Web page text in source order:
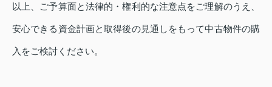
以上、ご予算面と法律的・権利的な注意点をご理解のうえ、
安心できる資金計画と取得後の見通しをもって中古物件の購
入をご検討ください。